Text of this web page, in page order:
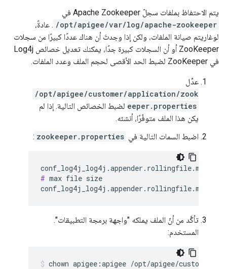
يتم الاحتفاظ بملفات سجلّ Apache Zookeeper في
/opt/apigee/var/log/apache-zookeeper . عادةً،
لوغاريتم صيانة الملفات، ولكن إذا وجدتَ أن هناك عددًا كبيرًا من سجلات
ZooKeeper أو أن السجلات كبيرة جدًا، يمكنك تعديل خصائص Log4j
في ZooKeeper لضبط الحد الأقصى لحجم الملف وعدد الملفات.
عدِّل
/opt/apigee/customer/application/zook
eeper.properties لضبط الخصائص التالية. إذا لم
يكن هذا الملف متوفّرًا، أنشئه.
اضبط السمات التالية في zookeeper.properties
:
# max file size
تأكَّد من أنّ الملف يملكه "واجهة برمجة التطبيقات".
المستخدم:
chown apigee:apigee /opt/apigee/customer/